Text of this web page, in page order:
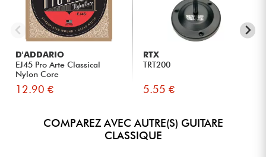
D'ADDARIO
EJ45 Pro Arte Classical
Nylon Core
12.90 €
RTX
TRT200
5.55 €
COMPAREZ AVEC AUTRE(S) GUITARE
CLASSIQUE